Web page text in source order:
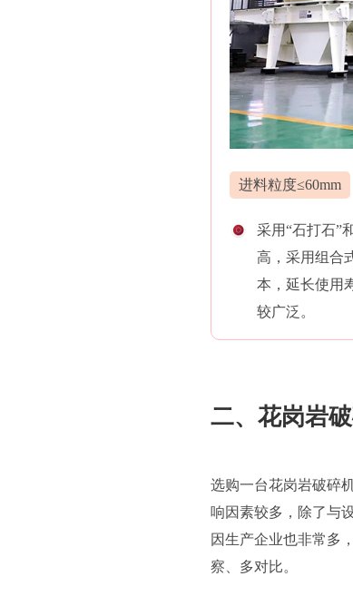
进料粒度≤60mm
采用“石打石”
高，采用组合
本，延长使用
较广泛。
二、花岗岩
选购一台花岗岩破碎
响因素较多，除了与
因生产企业也非常多
察、多对比。